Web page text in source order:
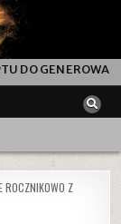
KOBIETY NA
ROCZNIKOWO Z